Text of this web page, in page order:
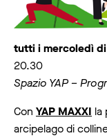
tutti i mercoledì
20.30
Spazio YAP –
Con YAP MAXXI la
arcipelago di